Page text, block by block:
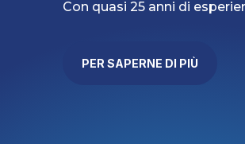
Con quasi 25 anni di
PER SAPERNE DI PIÙ